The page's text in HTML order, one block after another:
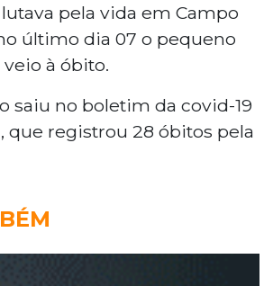
pela vida em Campo
último dia 07 o pequeno
à óbito.
saiu no boletim da covid-19
que registrou 28 óbitos pela